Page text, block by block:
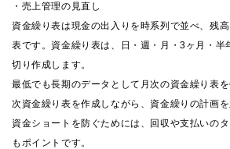
・売上管理の見直し
資金繰り表は現金の出入りを時系列で並べ、残
表です。資金繰り表は、日・週・月・3ヶ月・半
切り作成します。
最低でも長期のデータとして月次の資金繰り表
次資金繰り表を作成しながら、資金繰りの計画
資金ショートを防ぐためには、回収や支払いの
もポイントです。